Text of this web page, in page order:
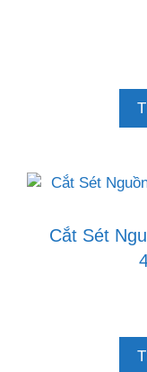
Cắt Sét